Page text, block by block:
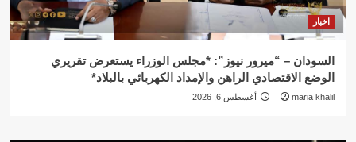
اخبار
السودان – “ميرور نيوز”: *مجلس الوزراء يستعرض تقريري
الوضع الاقتصادي الراهن والإمداد الكهربائي بالبلاد*
maria khalil أغسطس 6, 2026